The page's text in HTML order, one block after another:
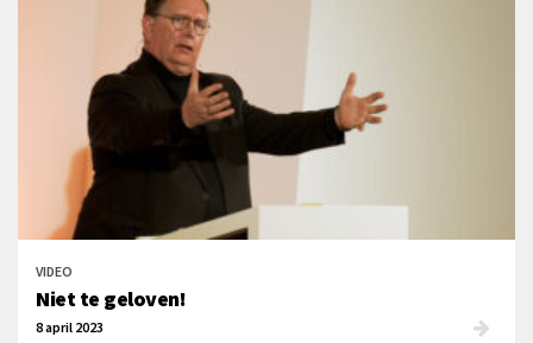
VIDEO
Niet te geloven!
8 april 2023